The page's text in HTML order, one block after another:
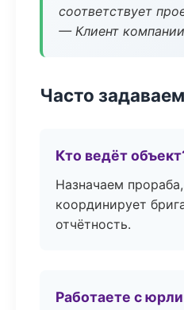
соответствует
— Клиент компании
Часто
Кто ведёт
Назначаем
координирует
отчётность.
Работаете с